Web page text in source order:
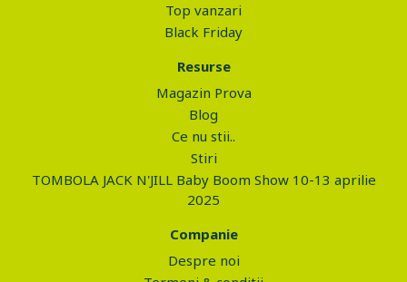
Top vanzari
Black Friday
Resurse
Magazin Prova
Blog
Ce nu stii..
Stiri
TOMBOLA JACK N'JILL Baby Boom Show 10-13 aprilie
2025
Companie
Despre noi